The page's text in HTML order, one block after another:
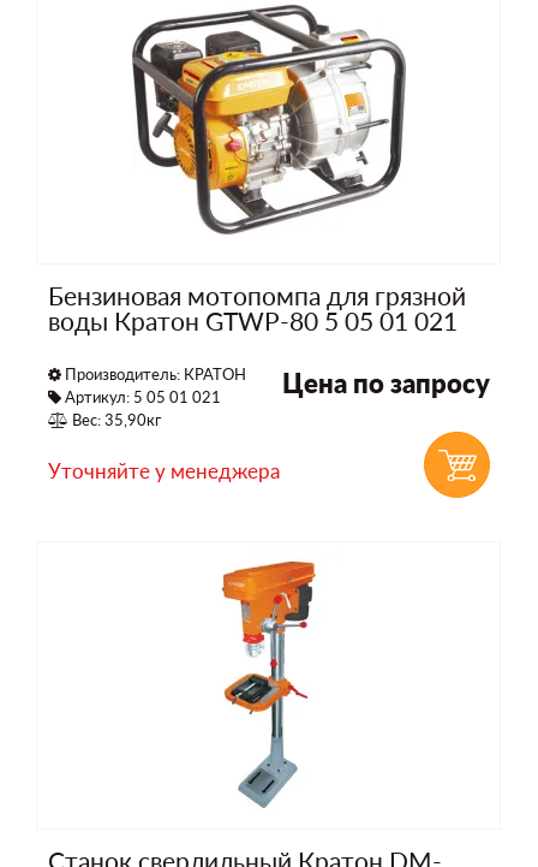
Бензиновая мотопомпа для грязной
воды Кратон GTWP-80 5 05 01 021
Производитель: КРАТОН
Артикул: 5 05 01 021
Вес: 35,90кг
Цена по запросу
Уточняйте у менеджера
Станок сверлильный Кратон DM-